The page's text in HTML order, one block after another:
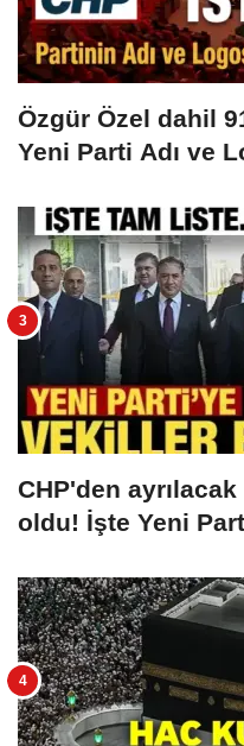
Özgür Özel dahil
Yeni Parti Adı ve
CHP'den
oldu! İşte Yeni